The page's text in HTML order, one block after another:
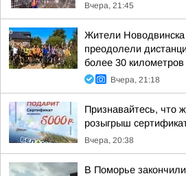
Вчера, 21:45
Жители
преодолели
более 30 километров
Вчера, 21:18
Признавайтесь, что
розыгрыш
Вчера, 20:38
В Поморье